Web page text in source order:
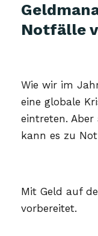
Notfälle
Wie wir im
eine globale
eintreten.
kann es zu
Mit Geld auf
vorbereitet.